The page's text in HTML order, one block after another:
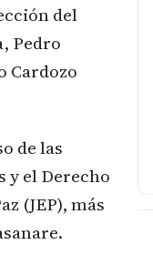
del
Pedro
Cardozo
de las
y el Derecho
(JEP), más